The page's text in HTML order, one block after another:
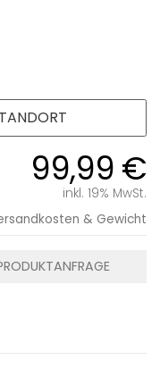
99,99 €
inkl. 19% MwSt.
& Gewicht